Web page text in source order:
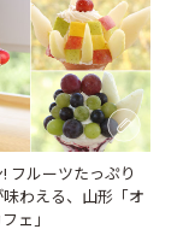
フルーツたっぷり
わえる、山形「オ
ェ」